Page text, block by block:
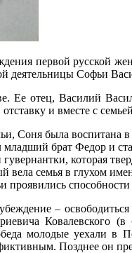
первой русской
деятельницы Софьи
Ее отец, Василий
и вместе с
Соня была
брат Федор и
которая
вела семья в глухом
способности
–
Ковалевского (в
молодые уехали в
Позднее он